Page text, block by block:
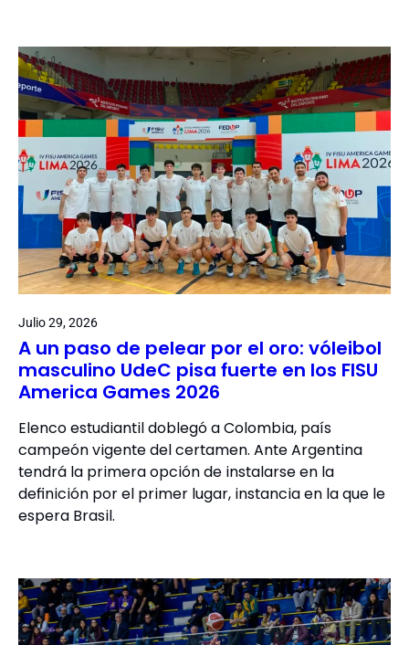
Julio 29, 2026
A un paso de pelear por el oro: vóleibol
masculino UdeC pisa fuerte en los FISU
America Games 2026
Elenco estudiantil doblegó a Colombia, país
campeón vigente del certamen. Ante Argentina
tendrá la primera opción de instalarse en la
definición por el primer lugar, instancia en la que le
espera Brasil.